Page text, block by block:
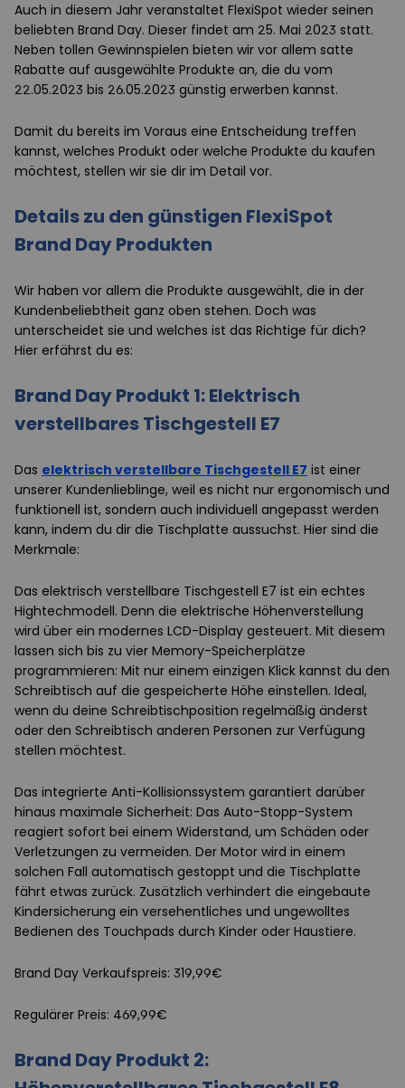
Auch in diesem Jahr veranstaltet FlexiSpot wieder seinen
beliebten Brand Day. Dieser findet am 25. Mai 2023 statt.
Neben tollen Gewinnspielen bieten wir vor allem satte
Rabatte auf ausgewählte Produkte an, die du vom
22.05.2023 bis 26.05.2023 günstig erwerben kannst.
Damit du bereits im Voraus eine Entscheidung treffen
kannst, welches Produkt oder welche Produkte du kaufen
möchtest, stellen wir sie dir im Detail vor.
Details zu den günstigen FlexiSpot
Brand Day Produkten
Wir haben vor allem die Produkte ausgewählt, die in der
Kundenbeliebtheit ganz oben stehen. Doch was
unterscheidet sie und welches ist das Richtige für dich?
Hier erfährst du es:
Brand Day Produkt 1: Elektrisch
verstellbares Tischgestell E7
Das elektrisch verstellbare Tischgestell E7 ist einer
unserer Kundenlieblinge, weil es nicht nur ergonomisch und
funktionell ist, sondern auch individuell angepasst werden
kann, indem du dir die Tischplatte aussuchst. Hier sind die
Merkmale:
Das elektrisch verstellbare Tischgestell E7 ist ein echtes
Hightechmodell. Denn die elektrische Höhenverstellung
wird über ein modernes LCD-Display gesteuert. Mit diesem
lassen sich bis zu vier Memory-Speicherplätze
programmieren: Mit nur einem einzigen Klick kannst du den
Schreibtisch auf die gespeicherte Höhe einstellen. Ideal,
wenn du deine Schreibtischposition regelmäßig änderst
oder den Schreibtisch anderen Personen zur Verfügung
stellen möchtest.
Das integrierte Anti-Kollisionssystem garantiert darüber
hinaus maximale Sicherheit: Das Auto-Stopp-System
reagiert sofort bei einem Widerstand, um Schäden oder
Verletzungen zu vermeiden. Der Motor wird in einem
solchen Fall automatisch gestoppt und die Tischplatte
fährt etwas zurück. Zusätzlich verhindert die eingebaute
Kindersicherung ein versehentliches und ungewolltes
Bedienen des Touchpads durch Kinder oder Haustiere.
Brand Day Verkaufspreis: 319,99€
Regulärer Preis: 469,99€
Brand Day Produkt 2: